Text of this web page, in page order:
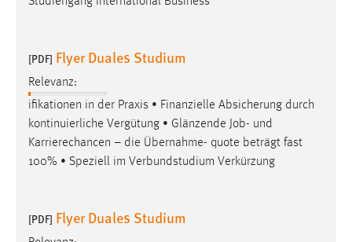
[PDF] Flyer Duales Studium
Relevanz:
ifikationen in der Praxis • Finanzielle Absicherung durch
kontinuierliche Vergütung • Glänzende Job- und
Karrierechancen – die Übernahme- quote beträgt fast
100% • Speziell im Verbundstudium Verkürzung
[PDF] Flyer Duales Studium